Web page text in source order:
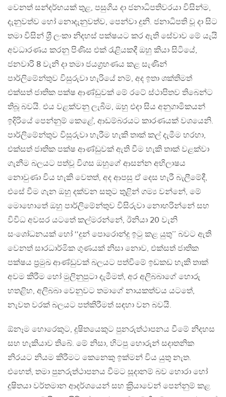
වෙනත් සන්දර්භයක් තුළ, පසුගිය දා ජනාධිපතිවරයා විසින්ම,
දැනුවත්ව හෝ නොදැනුවත්ව, පෙන්වා දුනි. ජනාධිපති වූ දා සිට
තමා විසින් ශ‍්‍රී ලංකා නිදහස් පක්ෂයට කර ඇති සේවාව මේ යැයි
අවධාරණය කරනු පිණිස එක් රැළියකදී ඔහු කියා සිටියේ,
ජනවාරි 8 වැනි දා තමා ජයග‍්‍රහණය කළ සැණින්
පාර්ලිමේන්තුව විසුරුවා හැරියේ නම්, අද ඉතා ශක්තිමත්
එක්සත් ජාතික පක්ෂ ආණ්ඩුවක් මේ රටේ ස්ථාපිතව තිබෙන්ට
තිබූ බවයි. එය වළක්වනු ලැබීම, ඔහු එදා සිය අනුගාමිකයන්
ඉදිරියේ පෙන්නුම් කෙළේ, ආඩම්බරයට කාරණයක් වශයෙනි.
පාර්ලිමේන්තුව විසුරුවා හැරීම හැකි තාක් කල් දැමීම හරහා,
එක්සත් ජාතික පක්ෂ ආණ්ඩුවක් ඇති වීම හැකි තාක් වළක්වා
ගැනීම බලයට පත්වූ විගස ඔහුගේ ආසන්න අභිලාෂය
නොවුණා විය හැකි වෙතත්, අද ආපසු ඒ දෙස හැරී බැලීමේදී,
එසේ වීම ගැන ඔහු දක්වන සතුට තුළින් ගම්‍ය වන්නේ, මේ
මොහොතේ ඔහු පාර්ලිමේන්තුව විසිරුවා නොහරින්නේ සහ
විවිධ අවසර යටතේ කල්මරන්නේ, ඊනියා 20 වැනි
සංශෝධනයක් හෝ ‘‘දුන් පොරොන්දු ඉටු කළ යුතු’’ බවට ඇති
වෙනත් සාරධාර්මික ගුණයක් නිසා නොව, එක්සත් ජාතික
පක්ෂය ප‍්‍රමුඛ ආණ්ඩුවක් බලයට පත්වීමේ ඉඩකඩ හැකි තාක්
අවම කිරීම හෝ මුලිනුපුටා දැමීමත්, අර අලිබබාගේ හොරු
හතළිහ, අලිබබා වෙනුවට තමාගේ නායකත්වය යටතේ,
නැවත වරක් බලයට පත්කිරීමත් සඳහා වන බවයි.
ඕනෑම හොරෙකුට, දූෂිතයෙකුට පුනරුත්ථාපනය වීමේ නිදහස
සහ හැකියාව තිබේ. මේ නිසා, හිටපු හොරුන් සදාතනික
නිරයට නියම කිරීමට කෙනෙකු ඉක්මන් විය යුතු නැත.
එහෙත්, තමා පුනරුත්ථාපනය වීමට සූදානම් බව හොරා හෝ
දූෂිතයා වර්තමාන ආදර්ශයෙන් සහ ක‍්‍රියාවෙන් පෙන්නුම් කළ